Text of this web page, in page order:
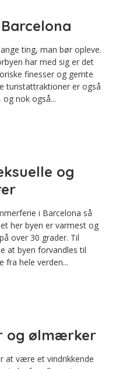
ting, man bør opleve.
har med sig er det
finesser og gemte
turistattraktioner er også
nok også...
og
i Barcelona så
her byen er varmest og
over 30 grader. Til
at byen forvandles til
fra hele verden...
og ølmærker
at være et vindrikkende